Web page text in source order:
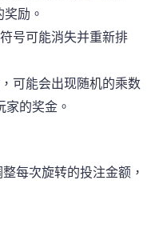
励。
号可能消失并重新排
可能会出现随机的乘数
的奖金。
每次旋转的投注金额，